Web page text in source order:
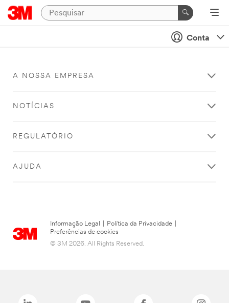
Conta
A NOSSA EMPRESA
NOTÍCIAS
REGULATÓRIO
AJUDA
Informação Legal Política da Privacidade
Preferências de cookies
© 3M 2026. All Rights Reserved.